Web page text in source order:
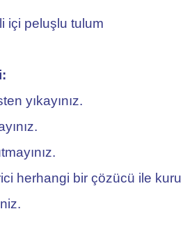
içi peluşlu tulum
yıkayınız.
herhangi bir çözücü ile